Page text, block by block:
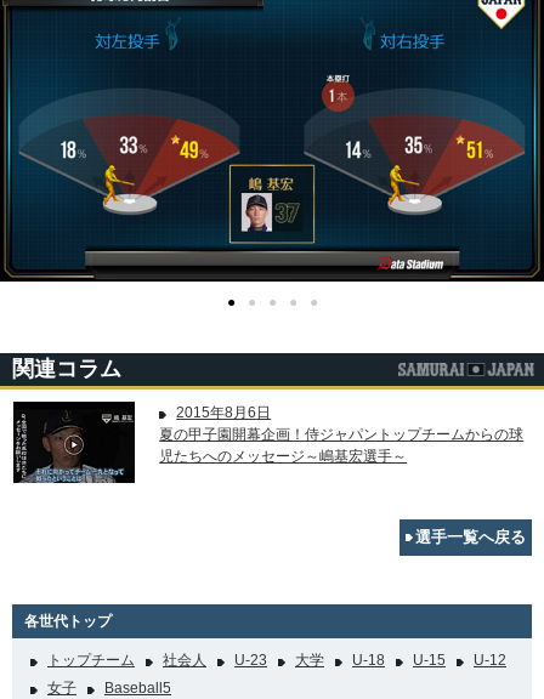
● ● ● ● ●
関連コラム
2015年8月6日
夏の甲子園開幕企画！侍ジャパントップチームからの球
児たちへのメッセージ～嶋基宏選手～
選手一覧へ戻る
各世代トップ
トップチーム 社会人 U-23 大学 U-18 U-15
U-12
女子
Baseball5